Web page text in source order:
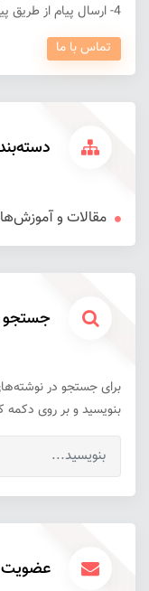
4- ارسال پیام از طریق پیام رسان قرمز رنگ داخل وبسایت
تماس با ما
مقالات و آموزش‌ها
جستجو
برای جستجو در
بنویسید و بر روی دکمه
عضویت